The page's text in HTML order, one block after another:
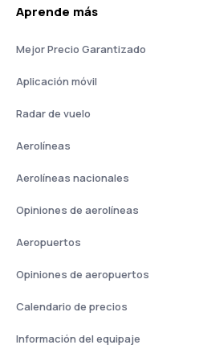
Aprende más
Mejor Precio Garantizado
Aplicación móvil
Radar de vuelo
Aerolíneas
Aerolíneas nacionales
Opiniones de aerolíneas
Aeropuertos
Opiniones de aeropuertos
Calendario de precios
Información del equipaje